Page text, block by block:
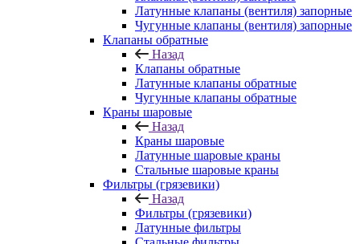
Латунные клапаны (вентиля) запорные
Чугунные клапаны (вентиля) запорные
Клапаны обратные
Назад
Клапаны обратные
Латунные клапаны обратные
Чугунные клапаны обратные
Краны шаровые
Назад
Краны шаровые
Латунные шаровые краны
Стальные шаровые краны
Фильтры (грязевики)
Назад
Фильтры (грязевики)
Латунные фильтры